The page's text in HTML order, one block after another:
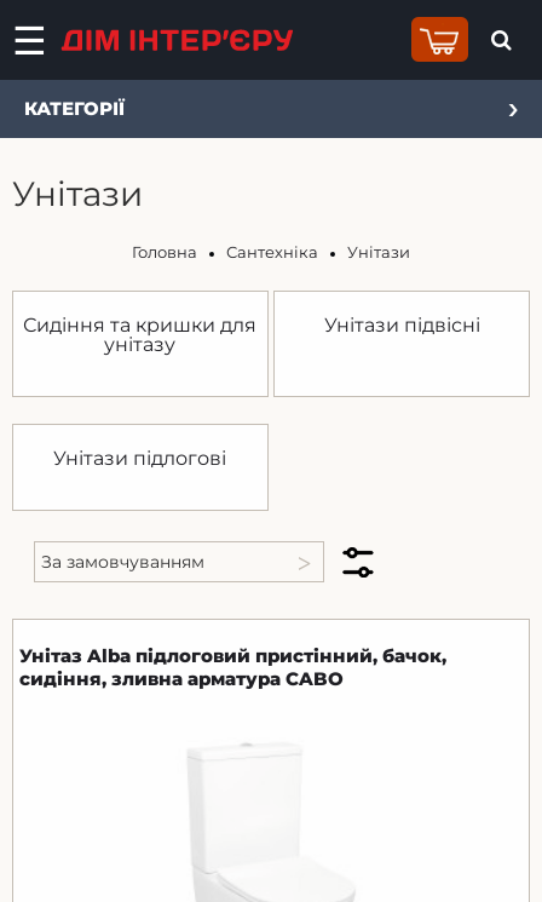
КАТЕГОРІЇ
Унітази
Головна Сантехніка Унітази
Сидіння та кришки для
унітазу
Унітази підвісні
Унітази підлогові
Унітаз Alba підлоговий пристінний, бачок,
сидіння, зливна арматура CABO